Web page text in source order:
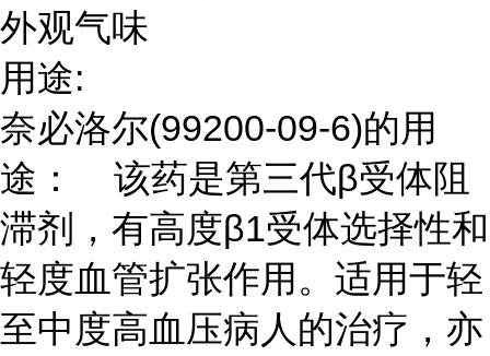
外观气味
用途:
奈必洛尔(99200-09-6)的用
途： 该药是第三代β受体阻
滞剂，有高度β1受体选择性和
轻度血管扩张作用。适用于轻
至中度高血压病人的治疗，亦